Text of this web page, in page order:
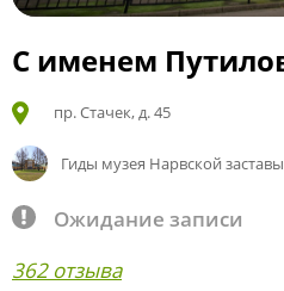
С именем
пр. Стачек, д. 45
Гиды музея Нарвской заставы
Ожидание записи
362 отзыва